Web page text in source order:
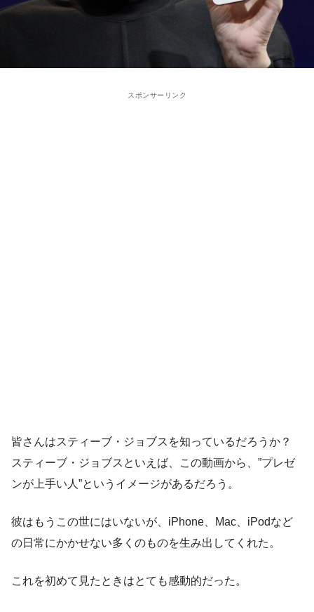
スポンサーリンク
皆さんはスティーブ・ジョブスを知っているだろうか？
スティーブ・ジョブスといえば、この動画から、”プレゼ
ンが上手い人”というイメージがあるだろう。
彼はもうこの世にはいないが、iPhone、Mac、iPodなど
の日常にかかせない多くのものを生み出してくれた。
これを初めて見たときはとても感動的だった。